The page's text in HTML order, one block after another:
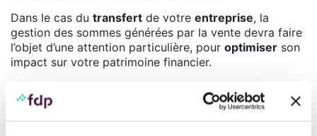
Dans le cas du transfert de votre entreprise, la
gestion des sommes générées par la vente devra faire
l’objet d’une attention particulière, pour optimiser son
impact sur votre patrimoine financier.
Services spécialisés selon vos besoins
Selon vos objectifs et la valeur de vos actifs,